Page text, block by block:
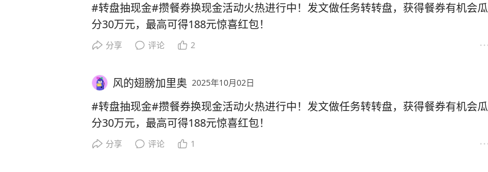
#转盘抽现金#攒餐券换现金活动火热进行中！发文做任务转转盘，获得餐券有机会瓜
分30万元，最高可得188元惊喜红包！
分享 评论 2
风的翅膀加里奥 2025年10月02日
#转盘抽现金#攒餐券换现金活动火热进行中！发文做任务转转盘，获得餐券有机会瓜
分30万元，最高可得188元惊喜红包！
分享 评论 1